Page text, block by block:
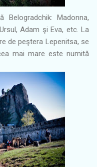
Madonna,
Adam şi Eva, etc. La
de peştera Lepenitsa, se
mai mare este numită